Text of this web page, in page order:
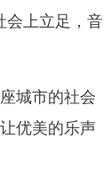
会上立足，音
城市的社会
优美的乐声